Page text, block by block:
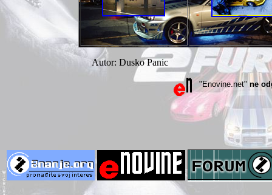
Autor: Dusko Panic
"Enovine.net"ne